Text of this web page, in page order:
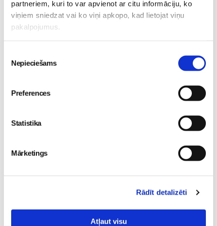
partneriem, kuri to var apvienot ar citu informāciju, ko
viņiem sniedzat vai ko viņi apkopo, kad lietojat viņu
pakalpojumus.
izvēle
Nepieciešams
Preferences
Statistika
Mārketings
Rādīt detalizēti
Atļaut visu